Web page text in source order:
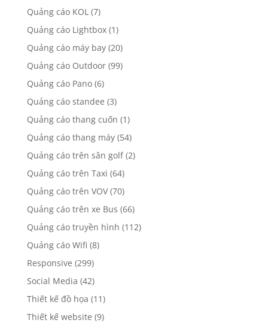
Quảng cáo KOL(7)
Quảng cáo Lightbox(1)
Quảng cáo máy bay(20)
Quảng cáo Outdoor(99)
Quảng cáo Pano(6)
Quảng cáo standee (3)
Quảng cáo thang cuốn (1)
Quảng cáo thang máy(54)
Quảng cáo trên sân golf(2)
Quảng cáo trên Taxi (64)
Quảng cáo trên VOV(70)
Quảng cáo trên xe Bus (66)
Quảng cáo truyền hình (112)
Quảng cáo Wifi (8)
Responsive (299)
Social Media (42)
Thiết kế đồ họa (11)
Thiết kế website (9)